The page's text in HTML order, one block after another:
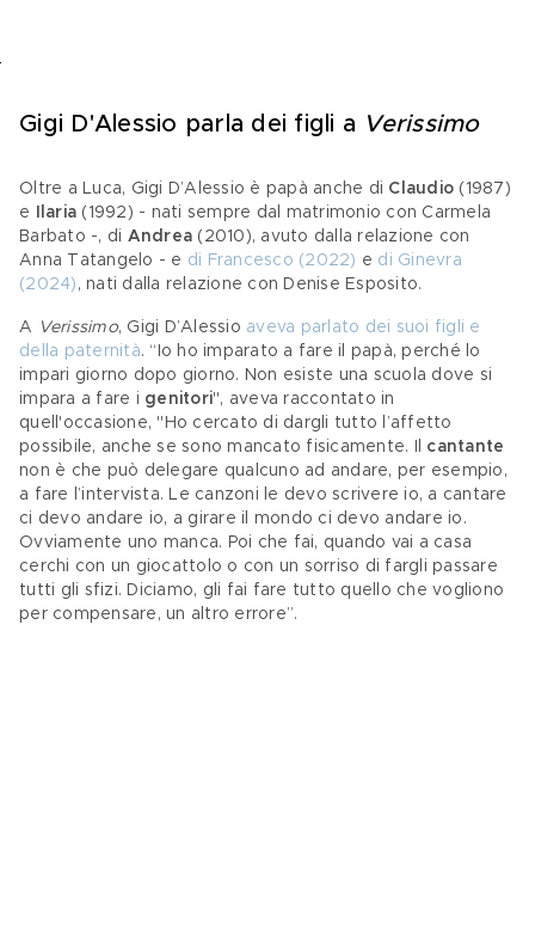
Gigi D'Alessio parla dei figli a Verissimo
Oltre a Luca, Gigi D’Alessio è papà anche di Claudio (1987)
e
Ilaria (1992) - nati sempre dal matrimonio con Carmela
Barbato -, di Andrea (2010), avuto dalla relazione con
Anna Tatangelo - e di Francesco (2022) e di Ginevra
(2024) , nati dalla relazione con Denise Esposito.
A Verissimo, Gigi D’Alessio aveva parlato dei suoi figli e
della paternità. “Io ho imparato a fare il papà, perché lo
impari giorno dopo giorno. Non esiste una scuola dove si
impara a fare i genitori", aveva raccontato in
quell'occasione, "Ho cercato di dargli tutto l’affetto
possibile, anche se sono mancato fisicamente. Il cantante
non è che può delegare qualcuno ad andare, per esempio,
a fare l’intervista. Le canzoni le devo scrivere io, a cantare
ci devo andare io, a girare il mondo ci devo andare io.
Ovviamente uno manca. Poi che fai, quando vai a casa
cerchi con un giocattolo o con un sorriso di fargli passare
tutti gli sfizi. Diciamo, gli fai fare tutto quello che vogliono
per compensare, un altro errore”.